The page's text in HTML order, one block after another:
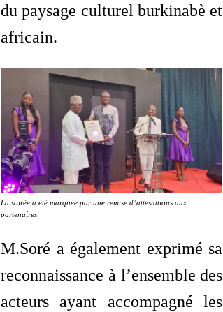
du paysage culturel burkinabè et
africain.
La soirée a été marquée par une remise d’attestations aux
partenaires
M.Soré a également exprimé sa
reconnaissance à l’ensemble des
acteurs ayant accompagné les